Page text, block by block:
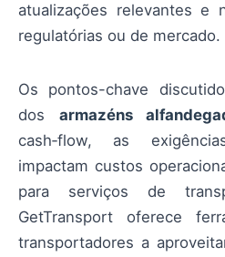
atualizações relevantes e
regulatórias ou de mercado.
Os pontos-chave
dos armazéns
cash‑flow, as
impactam custos
para serviços de
GetTransport oferece
transportadores a